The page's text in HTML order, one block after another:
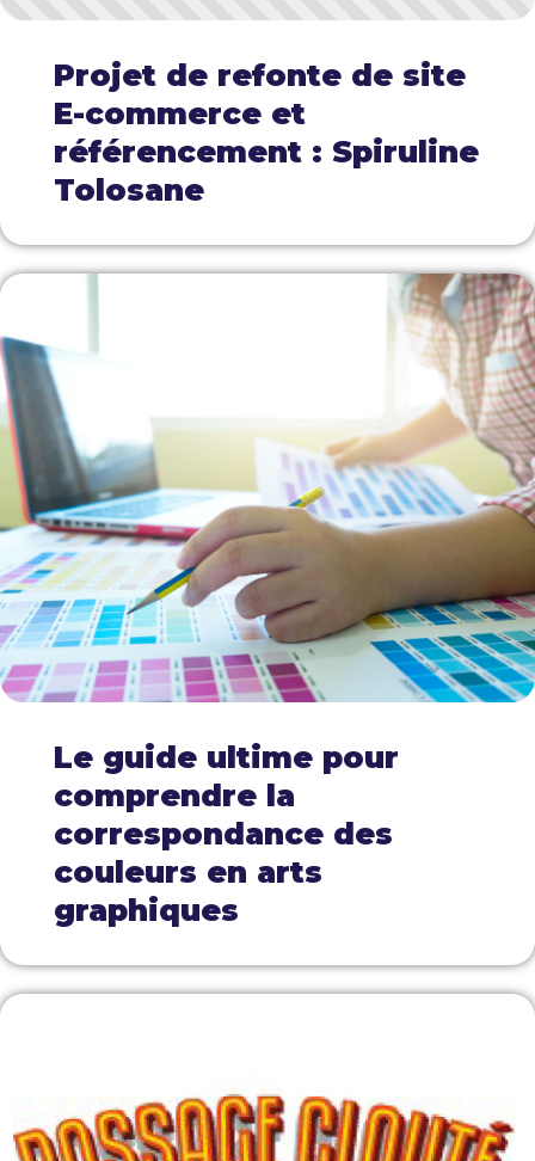
Projet de refonte de site
E-commerce et
référencement : Spiruline
Tolosane
Le guide ultime pour
comprendre la
correspondance des
couleurs en arts
graphiques